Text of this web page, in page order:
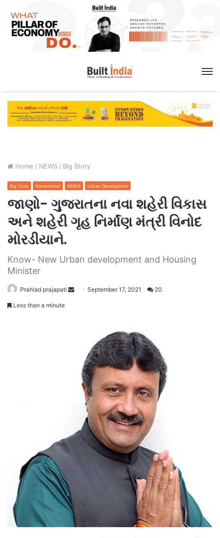
Home / NEWS / Big Story
Big Story Government NEWS Urban Development
જાણો- ગુજરાતના નવા શહેરી વિકાસ
અને શહેરી ગૃહ નિર્માંણ મંત્રી વિનોદ
મોરડીયાને.
Know- New Urban development and Housing
Minister
Prahlad prajapati
SendSeptember 17, 2021 20
Less than a minute